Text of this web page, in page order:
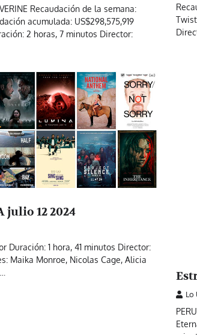
Recaudación de la semana:
acumulada: US$298,575,919
2 horas, 7 minutos Director:
julio 12 2024
Duración: 1 hora, 41 minutos Director:
Maika Monroe, Nicolas Cage, Alicia
Lo